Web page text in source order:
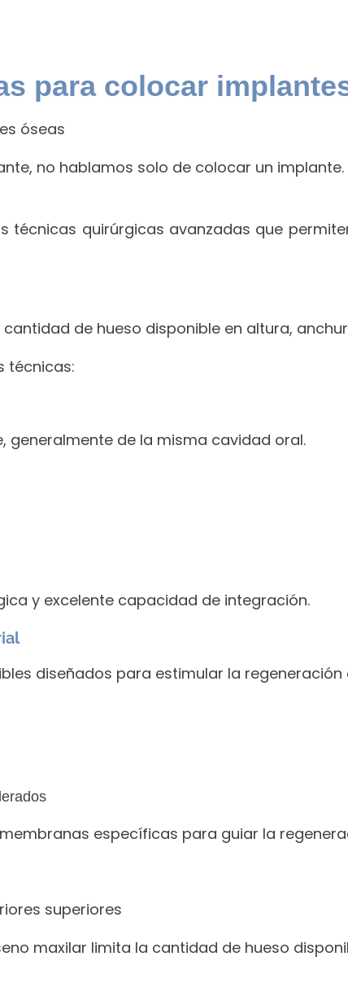
para colocar
óseas
no hablamos solo de colocar un
técnicas quirúrgicas avanzadas que
de hueso disponible en altura,
técnicas:
generalmente de la misma cavidad oral.
y excelente capacidad de integración.
diseñados para estimular la regeneración
específicas para guiar la
superiores
maxilar limita la cantidad de hueso